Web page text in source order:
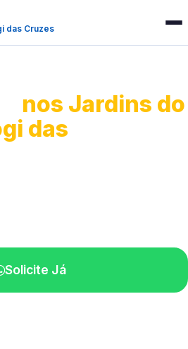
das Cruzes
nos Jardins do
das
Solicite Já